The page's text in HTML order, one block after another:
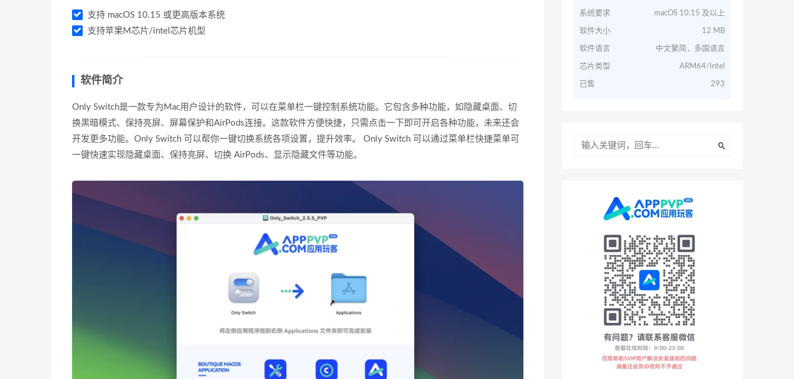
支持 macOS 10.15 或更高版本系统
支持苹果M芯片/intel芯片机型
软件简介
Only Switch是一款专为Mac用户设计的软件，可以在菜单栏一键控制系统功能。它包含多种功能，如隐藏桌面、切
换黑暗模式、保持亮屏、屏幕保护和AirPods连接。这款软件方便快捷，只需点击一下即可开启各种功能，未来还会
开发更多功能。Only Switch 可以帮你一键切换系统各项设置，提升效率。 Only Switch 可以通过菜单栏快捷菜单可
一键快速实现隐藏桌面、保持亮屏、切换 AirPods、显示隐藏文件等功能。
系统要求 macOS 10.15 及以上
软件大小 12 MB
软件语言 中文繁简，多国语言
芯片类型 ARM64/Intel
已售 293